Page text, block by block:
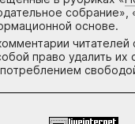
собрание»,
основе.
читателей
право удалить